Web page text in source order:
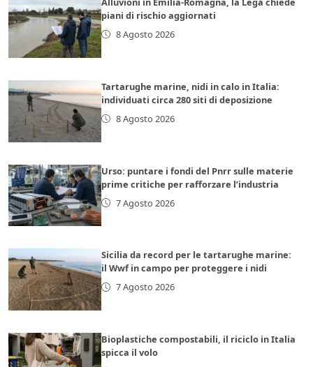
piani di rischio aggiornati
8 Agosto 2026
Tartarughe marine, nidi in calo in Italia:
individuati circa 280 siti di deposizione
8 Agosto 2026
Urso: puntare i fondi del Pnrr sulle materie
prime critiche per rafforzare l’industria
7 Agosto 2026
Sicilia da record per le tartarughe marine:
il Wwf in campo per proteggere i nidi
7 Agosto 2026
Bioplastiche compostabili, il riciclo in Italia
spicca il volo